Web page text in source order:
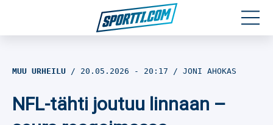
MUU URHEILU 20.05.2026 - 20:17 JONI AHOKAS
NFL-tähti joutuu linnaan –